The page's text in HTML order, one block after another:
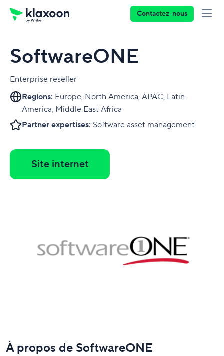
Contactez-nous
SoftwareONE
Enterprise reseller
Regions: Europe, North America, APAC, Latin
America, Middle East Africa
Partner expertises: Software asset management
Site internet
À propos de SoftwareONE